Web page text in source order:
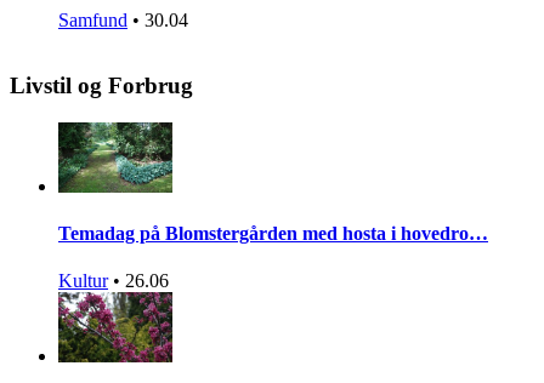
Samfund • 30.04
Livstil og Forbrug
Temadag på Blomstergården med hosta i hovedro…
Kultur • 26.06